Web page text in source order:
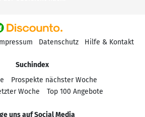
Datenschutz Hilfe & Kontakt
Suchindex
Prospekte nächster Woche
Woche
Top 100 Angebote
uns auf Social Media